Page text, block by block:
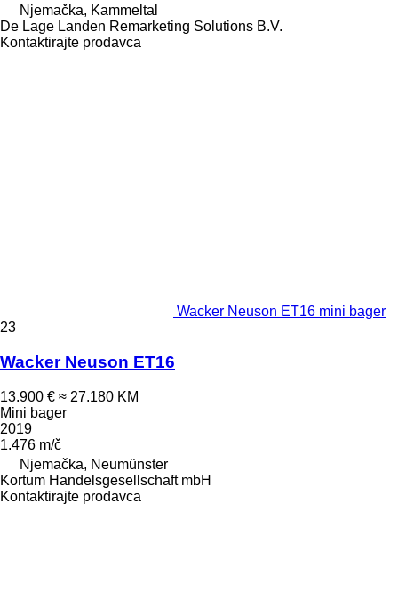
Njemačka, Kammeltal
De Lage Landen Remarketing Solutions B.V.
Kontaktirajte prodavca
Wacker Neuson ET16 mini bager
23
Wacker Neuson ET16
13.900 € ≈ 27.180 KM
Mini bager
2019
1.476 m/č
Njemačka, Neumünster
Kortum Handelsgesellschaft mbH
Kontaktirajte prodavca